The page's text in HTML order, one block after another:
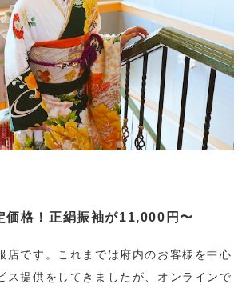
価格！正絹振袖が11,000円〜
店です。これまでは府内のお客様を中心
ス提供をしてきましたが、オンラインで